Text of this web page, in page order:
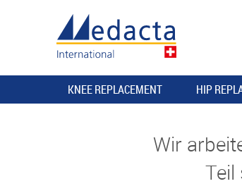
KNEE REPLACEMENT HIP
Wir
Teil